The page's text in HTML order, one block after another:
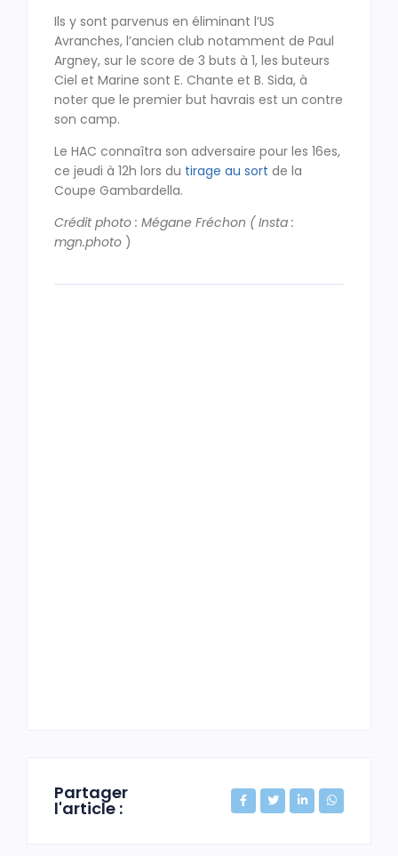
Ils y sont parvenus en éliminant l’US
Avranches, l’ancien club notamment de Paul
Argney, sur le score de 3 buts à 1, les buteurs
Ciel et Marine sont E. Chante et B. Sida, à
noter que le premier but havrais est un contre
son camp.
Le HAC connaîtra son adversaire pour les 16es,
ce jeudi à 12h lors du tirage au sort de la
Coupe Gambardella.
Crédit photo : Mégane Fréchon ( Insta :
mgn.photo )
Partager
l'article :